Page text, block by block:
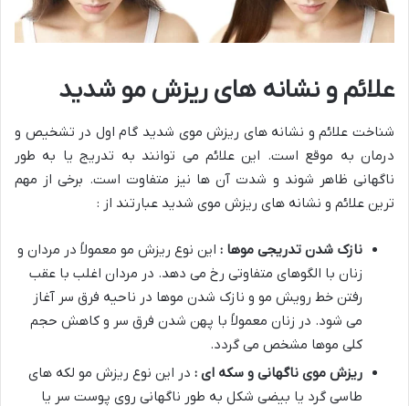
علائم و نشانه های ریزش مو شدید
شناخت علائم و نشانه های ریزش موی شدید گام اول در تشخیص و
درمان به موقع است. این علائم می توانند به تدریج یا به طور
ناگهانی ظاهر شوند و شدت آن ها نیز متفاوت است. برخی از مهم
ترین علائم و نشانه های ریزش موی شدید عبارتند از :
نازک شدن تدریجی موها : این نوع ریزش مو معمولاً در مردان و
زنان با الگوهای متفاوتی رخ می دهد. در مردان اغلب با عقب
رفتن خط رویش مو و نازک شدن موها در ناحیه فرق سر آغاز
می شود. در زنان معمولاً با پهن شدن فرق سر و کاهش حجم
کلی موها مشخص می گردد.
ریزش موی ناگهانی و سکه ای : در این نوع ریزش مو لکه های
طاسی گرد یا بیضی شکل به طور ناگهانی روی پوست سر یا